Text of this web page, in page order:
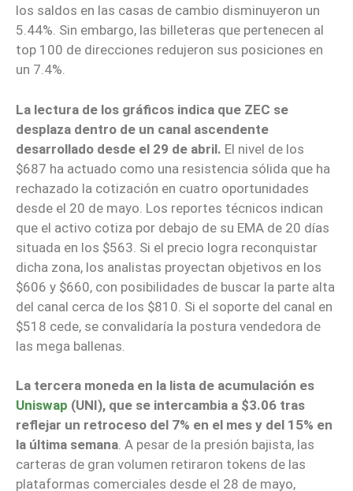
los saldos en las casas de cambio disminuyeron un
5.44%. Sin embargo, las billeteras que pertenecen al
top 100 de direcciones redujeron sus posiciones en
un 7.4%.
La lectura de los gráficos indica que ZEC se
desplaza dentro de un canal ascendente
desarrollado desde el 29 de abril. El nivel de los
$687 ha actuado como una resistencia sólida que ha
rechazado la cotización en cuatro oportunidades
desde el 20 de mayo. Los reportes técnicos indican
que el activo cotiza por debajo de su EMA de 20 días
situada en los $563. Si el precio logra reconquistar
dicha zona, los analistas proyectan objetivos en los
$606 y $660, con posibilidades de buscar la parte alta
del canal cerca de los $810. Si el soporte del canal en
$518 cede, se convalidaría la postura vendedora de
las mega ballenas.
La tercera moneda en la lista de acumulación es
Uniswap (UNI), que se intercambia a $3.06 tras
reflejar un retroceso del 7% en el mes y del 15% en
la última semana. A pesar de la presión bajista, las
carteras de gran volumen retiraron tokens de las
plataformas comerciales desde el 28 de mayo,